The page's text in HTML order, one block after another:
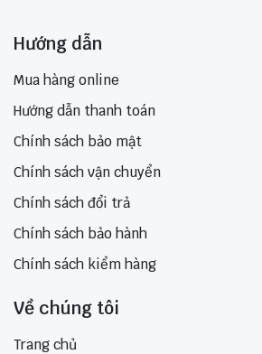
Hướng dẫn
Mua hàng online
Hướng dẫn thanh toán
Chính sách bảo mật
Chính sách vận chuyển
Chính sách đổi trả
Chính sách bảo hành
Chính sách kiểm hàng
Về chúng tôi
Trang chủ